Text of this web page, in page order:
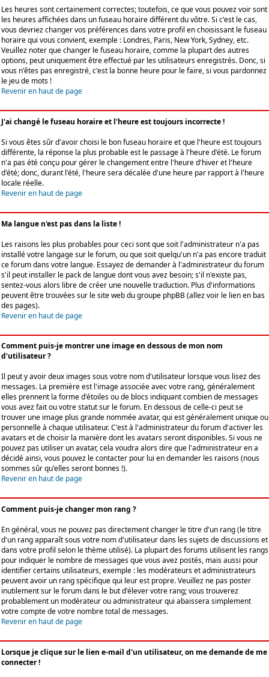
Les heures sont certainement correctes; toutefois, ce que vous pouvez voir sont
les heures affichées dans un fuseau horaire différent du vôtre. Si c'est le cas,
vous devriez changer vos préférences dans votre profil en choisissant le fuseau
horaire qui vous convient, exemple : Londres, Paris, New York, Sydney, etc.
Veuillez noter que changer le fuseau horaire, comme la plupart des autres
options, peut uniquement être effectué par les utilisateurs enregistrés. Donc, si
vous n'êtes pas enregistré, c'est la bonne heure pour le faire, si vous pardonnez
le jeu de mots !
Revenir en haut de page
J'ai changé le fuseau horaire et l'heure est toujours incorrecte !
Si vous êtes sûr d'avoir choisi le bon fuseau horaire et que l'heure est toujours
différente, la réponse la plus probable est le passage à l'heure d'été. Le forum
n'a pas été conçu pour gérer le changement entre l'heure d'hiver et l'heure
d'été; donc, durant l'été, l'heure sera décalée d'une heure par rapport à l'heure
locale réelle.
Revenir en haut de page
Ma langue n'est pas dans la liste !
Les raisons les plus probables pour ceci sont que soit l'administrateur n'a pas
installé votre langage sur le forum, ou que soit quelqu'un n'a pas encore traduit
ce forum dans votre langue. Essayez de demander à l'administrateur du forum
s'il peut installer le pack de langue dont vous avez besoin; s'il n'existe pas,
sentez-vous alors libre de créer une nouvelle traduction. Plus d'informations
peuvent être trouvées sur le site web du groupe phpBB (allez voir le lien en bas
des pages).
Revenir en haut de page
Comment puis-je montrer une image en dessous de mon nom
d'utilisateur ?
Il peut y avoir deux images sous votre nom d'utilisateur lorsque vous lisez des
messages. La première est l'image associée avec votre rang, généralement
elles prennent la forme d'étoiles ou de blocs indiquant combien de messages
vous avez fait ou votre statut sur le forum. En dessous de celle-ci peut se
trouver une image plus grande nommée avatar, qui est généralement unique ou
personnelle à chaque utilisateur. C'est à l'administrateur du forum d'activer les
avatars et de choisir la manière dont les avatars seront disponibles. Si vous ne
pouvez pas utiliser un avatar, cela voudra alors dire que l'administrateur en a
décidé ainsi, vous pouvez le contacter pour lui en demander les raisons (nous
sommes sûr qu'elles seront bonnes !).
Revenir en haut de page
Comment puis-je changer mon rang ?
En général, vous ne pouvez pas directement changer le titre d'un rang (le titre
d'un rang apparaît sous votre nom d'utilisateur dans les sujets de discussions et
dans votre profil selon le thème utilisé). La plupart des forums utilisent les rangs
pour indiquer le nombre de messages que vous avez postés, mais aussi pour
identifier certains utilisateurs, exemple : les modérateurs et administrateurs
peuvent avoir un rang spécifique qui leur est propre. Veuillez ne pas poster
inutilement sur le forum dans le but d'élever votre rang; vous trouverez
probablement un modérateur ou administrateur qui abaissera simplement
votre compte de votre nombre total de messages.
Revenir en haut de page
Lorsque je clique sur le lien e-mail d'un utilisateur, on me demande de me
connecter !